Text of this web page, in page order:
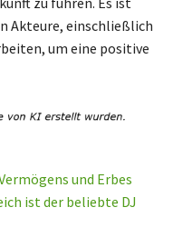
Akteure, einschließlich
um eine positive
und Erbes
ist der beliebte DJ